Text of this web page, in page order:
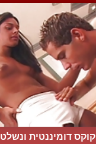
קוקס דומיננטית ונשלט